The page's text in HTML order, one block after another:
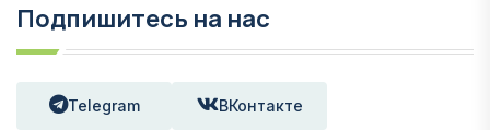
Подпишитесь на нас
Telegram ВКонтакте